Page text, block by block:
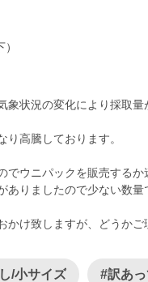
状況の変化により採取量
り高騰しております。
でウニパックを販売する
ありましたので少ない数量
かけ致しますが、どうかご
/小サイズ #訳あ